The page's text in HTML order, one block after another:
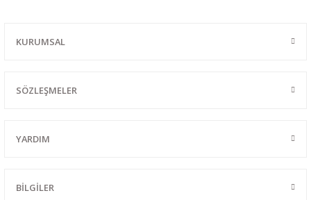
KURUMSAL
SÖZLEŞMELER
YARDIM
BİLGİLER